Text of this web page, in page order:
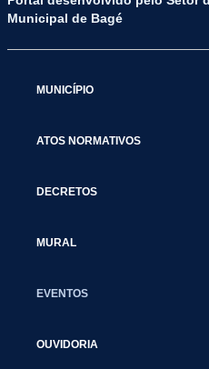
Municipal de Bagé
MUNICÍPIO
ATOS NORMATIVOS
DECRETOS
MURAL
EVENTOS
OUVIDORIA